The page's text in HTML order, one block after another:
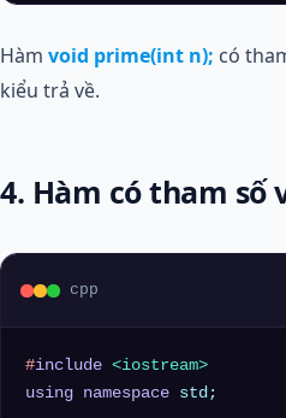
Hàm void prime(int n); có
kiểu trả về.
4. Hàm có tham số
cpp
#include <iostream>
using namespace std;